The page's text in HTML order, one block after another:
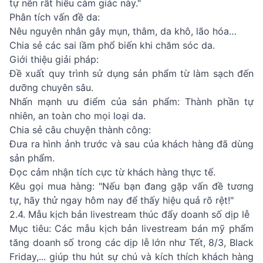
tự nên rất hiểu cảm giác này."
Phân tích vấn đề da:
Nêu nguyên nhân gây mụn, thâm, da khô, lão hóa…
Chia sẻ các sai lầm phổ biến khi chăm sóc da.
Giới thiệu giải pháp:
Đề xuất quy trình sử dụng sản phẩm từ làm sạch đến
dưỡng chuyên sâu.
Nhấn mạnh ưu điểm của sản phẩm: Thành phần tự
nhiên, an toàn cho mọi loại da.
Chia sẻ câu chuyện thành công:
Đưa ra hình ảnh trước và sau của khách hàng đã dùng
sản phẩm.
Đọc cảm nhận tích cực từ khách hàng thực tế.
Kêu gọi mua hàng: "Nếu bạn đang gặp vấn đề tương
tự, hãy thử ngay hôm nay để thấy hiệu quả rõ rệt!"
2.4. Mẫu kịch bản livestream thúc đẩy doanh số dịp lễ
Mục tiêu: Các mẫu kịch bản livestream bán mỹ phẩm
tăng doanh số trong các dịp lễ lớn như Tết, 8/3, Black
Friday,... giúp thu hút sự chú và kích thích khách hàng